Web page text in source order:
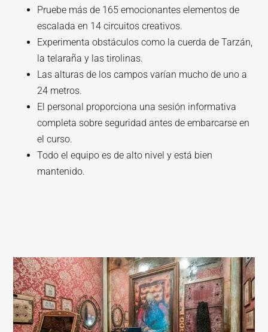
Pruebe más de 165 emocionantes elementos de
escalada en 14 circuitos creativos.
Experimenta obstáculos como la cuerda de Tarzán,
la telaraña y las tirolinas.
Las alturas de los campos varían mucho de uno a
24 metros.
El personal proporciona una sesión informativa
completa sobre seguridad antes de embarcarse en
el curso.
Todo el equipo es de alto nivel y está bien
mantenido.